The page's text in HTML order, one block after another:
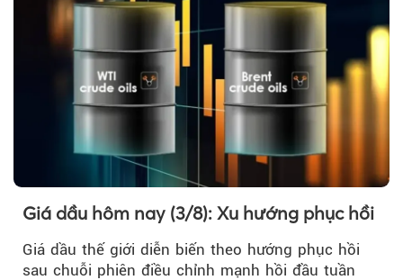
Giá dầu hôm nay (3/8): Xu hướng phục hồi
Giá dầu thế giới diễn biến theo hướng phục hồi
sau chuỗi phiên điều chỉnh mạnh hồi đầu tuần